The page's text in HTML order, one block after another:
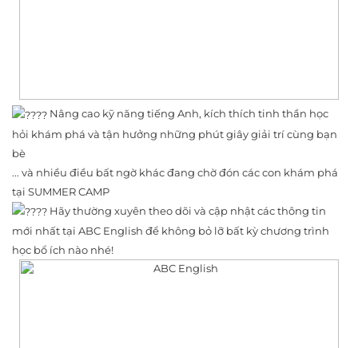
Nâng cao kỹ năng tiếng Anh, kích thích tinh thần học
hỏi khám phá và tận hưởng những phút giây giải trí cùng bạn
bè
... và nhiều điều bất ngờ khác đang chờ đón các con khám phá
tại SUMMER CAMP
Hãy thường xuyên theo dõi và cập nhật các thông tin
mới nhất tại ABC English để không bỏ lỡ bất kỳ chương trình
học bổ ích nào nhé!